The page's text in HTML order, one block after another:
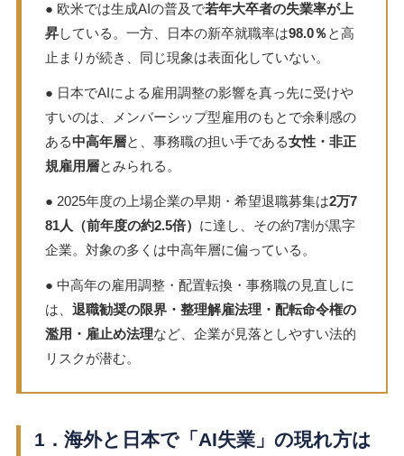
● 欧米では生成AIの普及で若年大卒者の失業率が上
昇している。一方、日本の新卒就職率は98.0％と高
止まりが続き、同じ現象は表面化していない。
● 日本でAIによる雇用調整の影響を真っ先に受けや
すいのは、メンバーシップ型雇用のもとで余剰感の
ある中高年層と、事務職の担い手である女性・非正
規雇用層とみられる。
● 2025年度の上場企業の早期・希望退職募集は2万7
81人（前年度の約2.5倍） に達し、その約7割が黒字
企業。対象の多くは中高年層に偏っている。
● 中高年の雇用調整・配置転換・事務職の見直しに
は、 退職勧奨の限界・整理解雇法理・配転命令権の
濫用・雇止め法理など、企業が見落としやすい法的
リスクが潜む。
1．海外と日本で「AI失業」の現れ方は